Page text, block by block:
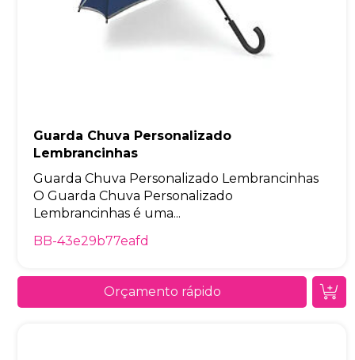
Guarda Chuva Personalizado
Lembrancinhas
Guarda Chuva Personalizado Lembrancinhas
O Guarda Chuva Personalizado
Lembrancinhas é uma...
BB-43e29b77eafd
Orçamento rápido